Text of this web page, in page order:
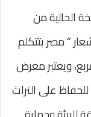
الحالية من
” مصر بتتكلم
أكثر من ٢٨٠٠ متر مربع، ويعتبر معرض
على التراث